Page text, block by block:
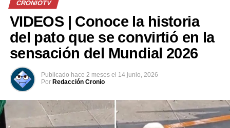
— Unitree
(@UnitreeRobotics)
July 24, 2026
Comparte esto:
Facebook
CRONIOTV
VIDEOS | Conoce la historia
del pato que se convirtió en la
sensación del Mundial 2026
Publicado hace 2 meses el 14 junio, 2026
Por Redacción Cronio